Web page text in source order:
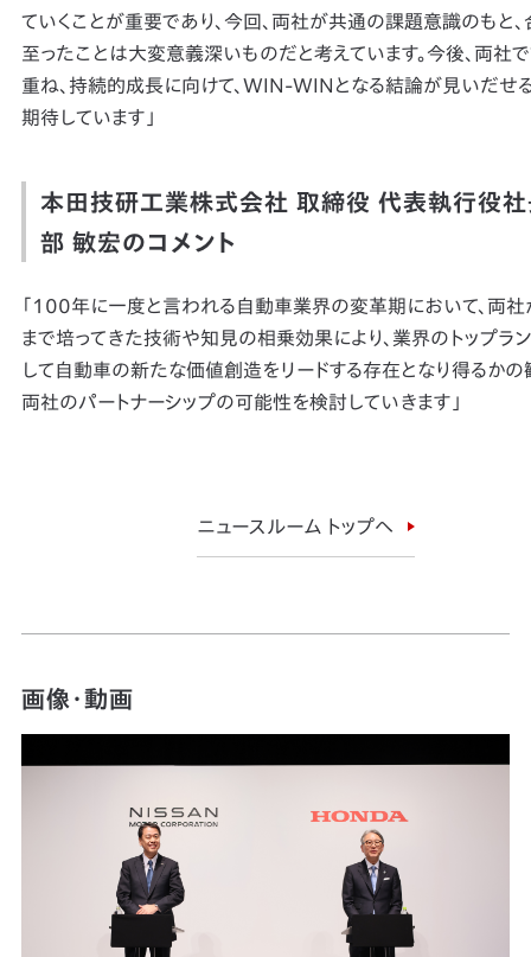
ていくことが重要であり、今回、両社が共通の課題意識のもと
至ったことは大変意義深いものだと考えています。今後、両社
重ね、持続的成長に向けて、WIN-WINとなる結論が見いだせ
期待しています」
本田技研工業株式会社 取締役 代表執行役
部 敏宏のコメント
「100年に一度と言われる自動車業界の変革期において、両社
まで培ってきた技術や知見の相乗効果により、業界のトップラ
して自動車の新たな価値創造をリードする存在となり得るかの
両社のパートナーシップの可能性を検討していきます」
ニュースルーム トップへ
画像・動画